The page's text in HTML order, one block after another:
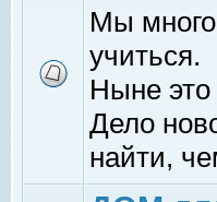
Мы
учиться.
Ныне
Дело
найти,